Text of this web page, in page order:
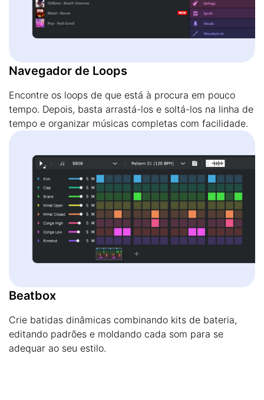
Navegador de Loops
Encontre os loops de que está à procura em pouco
tempo. Depois, basta arrastá-los e soltá-los na linha de
tempo e organizar músicas completas com facilidade.
Beatbox
Crie batidas dinâmicas combinando kits de bateria,
editando padrões e moldando cada som para se
adequar ao seu estilo.